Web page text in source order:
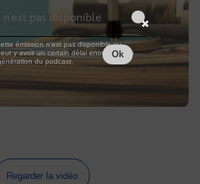
Regarder la vidéo
n'est pas disponible
émission n'est pas disponible ou
y avoir un certain délai entre la fin de
du podcast.
Ok